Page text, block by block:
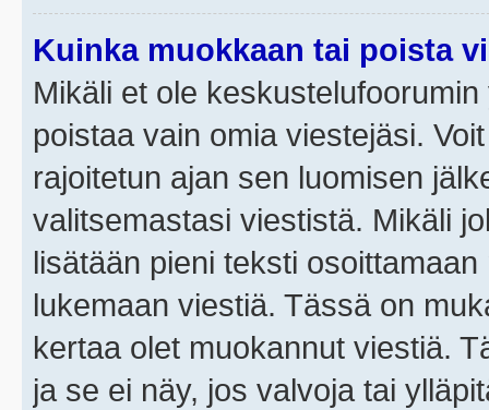
Kuinka muokkaan tai poista
Mikäli et ole
poistaa vain omia viestejäsi.
rajoitetun ajan sen luomisen
valitsemastasi viestistä. Mikäli
lisätään pieni teksti
lukemaan viestiä. Tässä on
kertaa olet muokannut viestiä.
ja se ei näy, jos valvoja tai